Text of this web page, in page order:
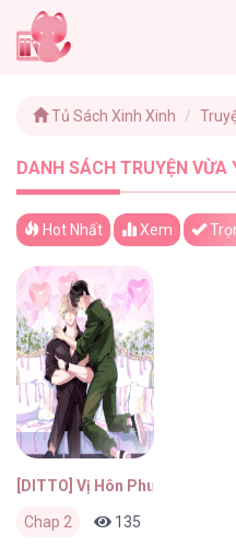
Tủ Sách Xinh Xinh
DANH SÁCH TRUYỆN VỪA YÊU
Hot Nhất Xem
[DITTO] Vị Hôn Phu Dễ Xấu Hổ
Chap 2 135